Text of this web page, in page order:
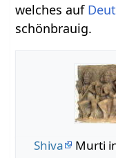
welches auf
schönbrauig.
Shiva Murti